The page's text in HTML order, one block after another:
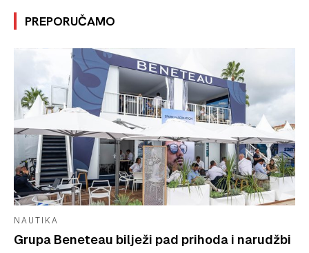
PREPORUČAMO
NAUTIKA
Grupa Beneteau bilježi pad prihoda i narudžbi